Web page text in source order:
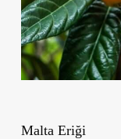
Malta Eriği